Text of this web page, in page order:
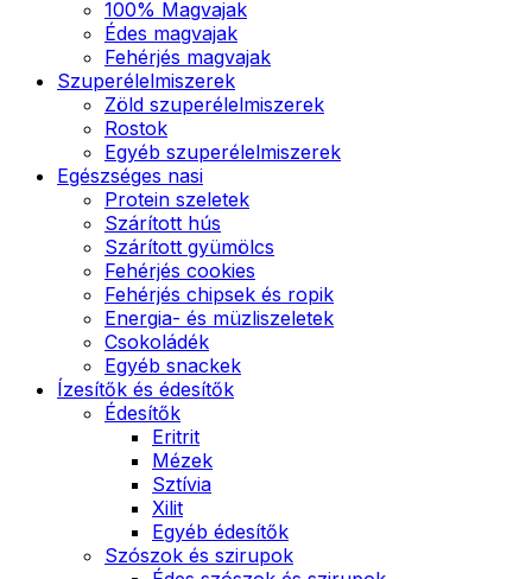
100% Magvajak
Édes magvajak
Fehérjés magvajak
Szuperélelmiszerek
Zöld szuperélelmiszerek
Rostok
Egyéb szuperélelmiszerek
Egészséges nasi
Protein szeletek
Szárított hús
Szárított gyümölcs
Fehérjés cookies
Fehérjés chipsek és ropik
Energia- és müzliszeletek
Csokoládék
Egyéb snackek
Ízesítők és édesítők
Édesítők
Eritrit
Mézek
Sztívia
Xilit
Egyéb édesítők
Szószok és szirupok